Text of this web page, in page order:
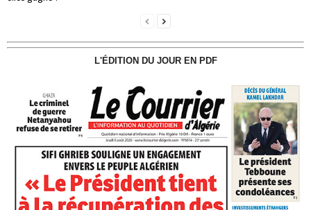
L'ÉDITION DU JOUR EN PDF